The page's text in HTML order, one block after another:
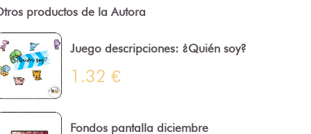
productos de la Autora
Juego descripciones: ¿Quién soy?
1.32 €
Fondos pantalla diciembre